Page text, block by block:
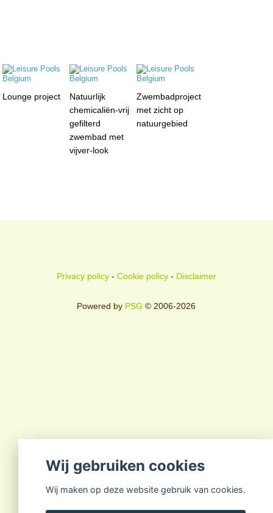
Lounge project
Natuurlijk
chemicaliën-vrij
gefilterd
zwembad met
vijver-look
Zwembadproject
met zicht op
natuurgebied
Privacy policy- Cookie policy- Disclaimer
Powered by PSG © 2006-2026
Wij gebruiken cookies
Wij maken op deze website gebruik van cookies.